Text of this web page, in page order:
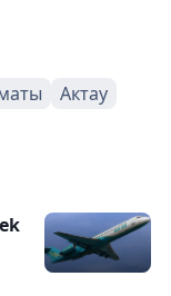
Актау